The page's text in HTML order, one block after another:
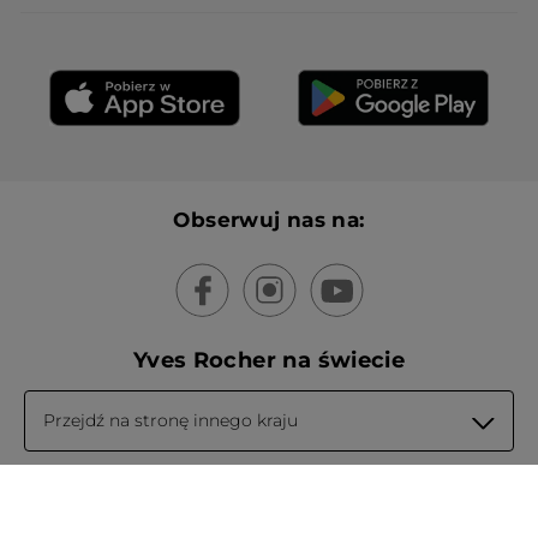
Obserwuj nas na:
Yves Rocher na świecie
Przejdź na stronę innego kraju